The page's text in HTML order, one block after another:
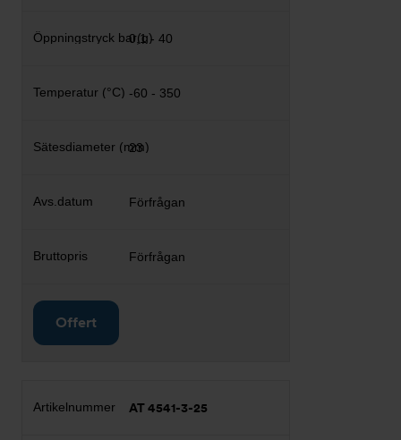
0,1 - 40
-60 - 350
23
Förfrågan
Förfrågan
Offert
AT 4541-3-25